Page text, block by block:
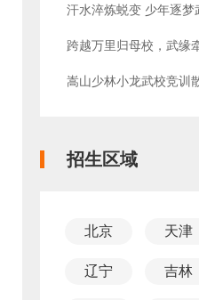
招生区域
北京 天津
辽宁 吉林